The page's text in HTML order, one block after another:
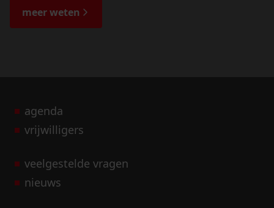
de bijzondere verhalen.
meer weten
agenda
vrijwilligers
veelgestelde vragen
nieuws